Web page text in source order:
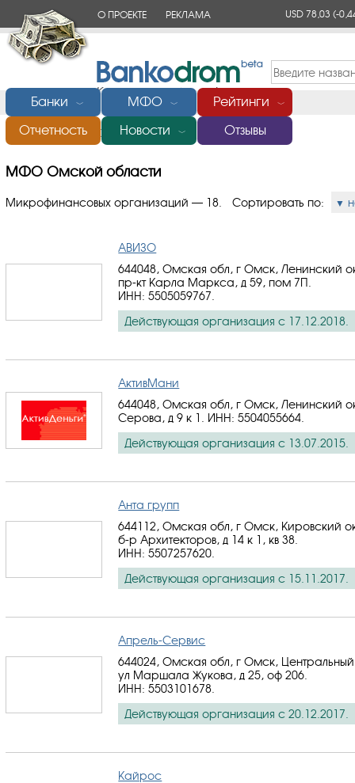
О ПРОЕКТЕ РЕКЛАМА USD 78,03(-
Банки ﹀ МФО ﹀ Рейтинги ﹀
Отчетность Новости ﹀ Отзывы
Главная/МФО Омской области
МФО Омской области
Микрофинансовых организаций — 18. Сортировать по:
АВИЗО
644048, Омская обл, г Омск, Ленинский
пр-кт Карла Маркса, д 59, пом 7П.
ИНН: 5505059767
Действующая организация с 17.12.2018.
АктивМани
644048, Омская обл, г Омск, Ленинский
Серова, д 9 к 1. ИНН: 5504055664
Действующая организация с 13.07.2015.
Анта групп
644112, Омская обл, г Омск, Кировский
б-р Архитекторов, д 14 к 1, кв 38.
ИНН: 5507257620
Действующая организация с 15.11.2017.
Апрель-Сервис
644024, Омская обл, г Омск,
ул Маршала Жукова, д 25, оф 206.
ИНН: 5503101678
Действующая организация с 20.12.2017.
Кайрос